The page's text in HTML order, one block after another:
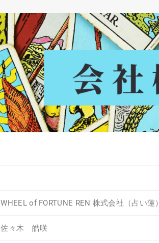
WHEEL of FORTUNE REN 株式会社（占い蓮）
佐々木 皓咲